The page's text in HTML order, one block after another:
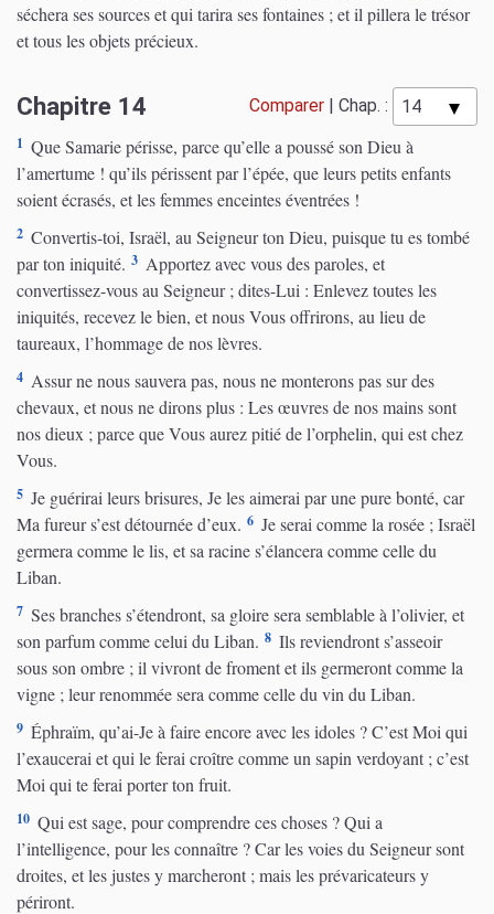
séchera ses sources et qui tarira ses fontaines ; et il pillera le trésor
et tous les objets précieux.
Chapitre 14 Comparer Chap. :
1 Que Samarie périsse, parce qu’elle a poussé son Dieu à
l’amertume ! qu’ils périssent par l’épée, que leurs petits enfants
soient écrasés, et les femmes enceintes éventrées !
2 Convertis-toi, Israël, au Seigneur ton Dieu, puisque tu es tombé
par ton iniquité. 3 Apportez avec vous des paroles, et
convertissez-vous au Seigneur ; dites-Lui : Enlevez toutes les
iniquités, recevez le bien, et nous Vous offrirons, au lieu de
taureaux, l’hommage de nos lèvres.
4 Assur ne nous sauvera pas, nous ne monterons pas sur des
chevaux, et nous ne dirons plus : Les œuvres de nos mains sont
nos dieux ; parce que Vous aurez pitié de l’orphelin, qui est chez
Vous.
5 Je guérirai leurs brisures, Je les aimerai par une pure bonté, car
Ma fureur s’est détournée d’eux. 6 Je serai comme la rosée ; Israël
germera comme le lis, et sa racine s’élancera comme celle du
Liban.
7 Ses branches s’étendront, sa gloire sera semblable à l’olivier, et
son parfum comme celui du Liban. 8 Ils reviendront s’asseoir
sous son ombre ; il vivront de froment et ils germeront comme la
vigne ; leur renommée sera comme celle du vin du Liban.
9 Éphraïm, qu’ai-Je à faire encore avec les idoles ? C’est Moi qui
l’exaucerai et qui le ferai croître comme un sapin verdoyant ; c’est
Moi qui te ferai porter ton fruit.
10 Qui est sage, pour comprendre ces choses ? Qui a
l’intelligence, pour les connaître ? Car les voies du Seigneur sont
droites, et les justes y marcheront ; mais les prévaricateurs y
périront.